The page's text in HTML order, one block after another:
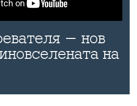
- нов
на